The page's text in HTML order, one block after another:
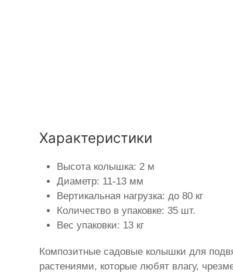
Характеристики
Высота колышка: 2 м
Диаметр: 11-13 мм
Вертикальная нагрузка: до 80 кг
Количество в упаковке: 35 шт.
Вес упаковки: 13 кг
Композитные садовые колышки для
растениями, которые любят влагу,